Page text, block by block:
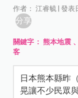
作者： 江睿毓 | 發
分享
關鍵字： 熊本地震 、
客
日本熊本縣昨
晃讓不少民眾